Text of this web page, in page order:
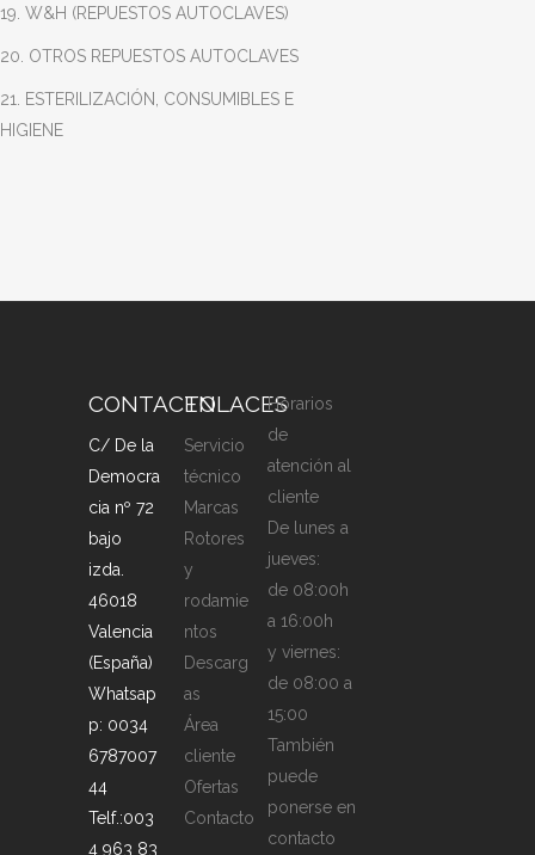
19. W&H (REPUESTOS AUTOCLAVES)
20. OTROS REPUESTOS AUTOCLAVES
21. ESTERILIZACIÓN, CONSUMIBLES E
HIGIENE
CONTACTO
C/ De la
Democra
cia nº 72
bajo
izda.
46018
Valencia
(España)
Whatsap
p: 0034
6787007
44
Telf.:003
4 963 83
ENLACES
Servicio
técnico
Marcas
Rotores
y
rodamie
ntos
Descarg
as
Área
cliente
Ofertas
Contacto
Horarios
de
atención al
cliente
De lunes a
jueves:
de 08:00h
a 16:00h
y viernes:
de 08:00 a
15:00
También
puede
ponerse en
contacto